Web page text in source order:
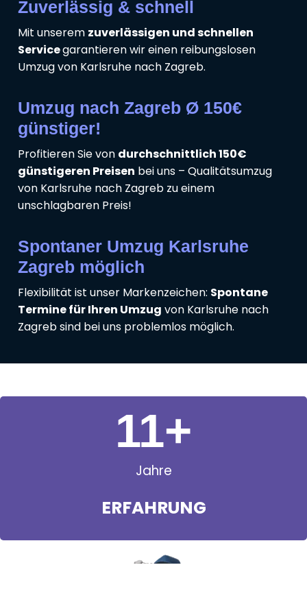
Zuverlässig & schnell
Mit unserem zuverlässigen und schnellen
Servicegarantieren wir einen reibungslosen
Umzug von Karlsruhe nach Zagreb.
Umzug nach Zagreb Ø 150€
günstiger!
Profitieren Sie von durchschnittlich 150€
günstigeren Preisen bei uns – Qualitätsumzug
von Karlsruhe nach Zagreb zu einem
unschlagbaren Preis!
Spontaner Umzug Karlsruhe
Zagreb möglich
Flexibilität ist unser Markenzeichen: Spontane
Termine für Ihren Umzug von Karlsruhe nach
Zagreb sind bei uns problemlos möglich.
Jahre
ERFAHRUNG
11+